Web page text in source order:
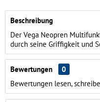
Beschreibung
Der Vega Neopren
durch seine Griffigkeit und
Bewertungen
0
Bewertungen lesen,